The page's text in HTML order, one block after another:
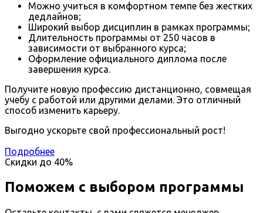
Можно учиться в комфортном темпе без жестких
дедлайнов;
Широкий выбор дисциплин в рамках программы;
Длительность программы от 250 часов в
зависимости от выбранного курса;
Оформление официального диплома после
завершения курса.
Получите новую профессию дистанционно, совмещая
учебу с работой или другими делами. Это отличный
способ изменить карьеру.
Выгодно ускорьте свой профессиональный рост!
Подробнее
Скидки до 40%
Поможем с выбором программы